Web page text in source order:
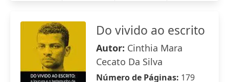
Do vivido ao escrito
Autor: Cinthia Mara
Cecato Da Silva
Número de Páginas: 179